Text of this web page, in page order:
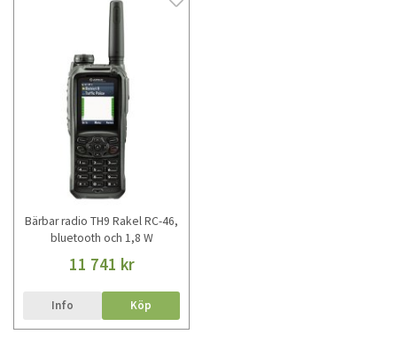
Bärbar radio TH9 Rakel RC-46,
bluetooth och 1,8 W
11 741 kr
Info Köp